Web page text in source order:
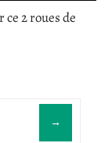
2 roues de